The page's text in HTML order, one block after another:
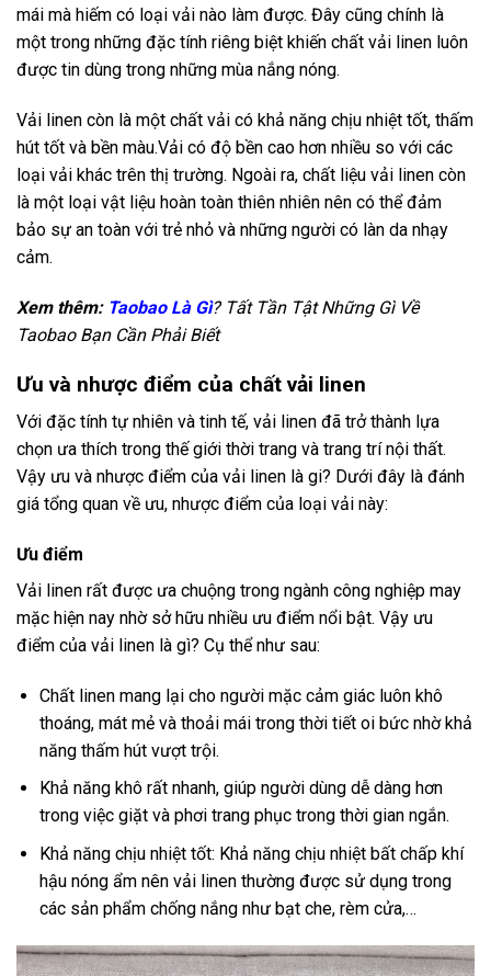
mái mà hiếm có loại vải nào làm được. Đây cũng chính là
một trong những đặc tính riêng biệt khiến chất vải linen luôn
được tin dùng trong những mùa nắng nóng.
Vải linen còn là một chất vải có khả năng chịu nhiệt tốt, thấm
hút tốt và bền màu.Vải có độ bền cao hơn nhiều so với các
loại vải khác trên thị trường. Ngoài ra, chất liệu vải linen còn
là một loại vật liệu hoàn toàn thiên nhiên nên có thể đảm
bảo sự an toàn với trẻ nhỏ và những người có làn da nhạy
cảm.
Xem thêm: Taobao Là Gì? Tất Tần Tật Những Gì Về
Taobao Bạn Cần Phải Biết
Ưu và nhược điểm của chất vải linen
Với đặc tính tự nhiên và tinh tế, vải linen đã trở thành lựa
chọn ưa thích trong thế giới thời trang và trang trí nội thất.
Vậy ưu và nhược điểm của vải linen là gi? Dưới đây là đánh
giá tổng quan về ưu, nhược điểm của loại vải này:
Ưu điểm
Vải linen rất được ưa chuộng trong ngành công nghiệp may
mặc hiện nay nhờ sở hữu nhiều ưu điểm nổi bật. Vậy ưu
điểm của vải linen là gì? Cụ thể như sau:
Chất linen mang lại cho người mặc cảm giác luôn khô
thoáng, mát mẻ và thoải mái trong thời tiết oi bức nhờ khả
năng thấm hút vượt trội.
Khả năng khô rất nhanh, giúp người dùng dễ dàng hơn
trong việc giặt và phơi trang phục trong thời gian ngắn.
Khả năng chịu nhiệt tốt: Khả năng chịu nhiệt bất chấp khí
hậu nóng ẩm nên vải linen thường được sử dụng trong
các sản phẩm chống nắng như bạt che, rèm cửa,…